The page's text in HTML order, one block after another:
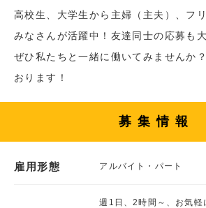
高校生、大学生から主婦（主夫）、フ
みなさんが活躍中！友達同士の応募も
ぜひ私たちと一緒に働いてみませんか
おります！
募集情報
雇用形態 アルバイト・パート
週1日、2時間～、お気軽